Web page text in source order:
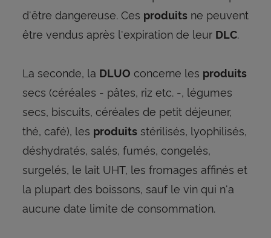
d'être dangereuse. Ces produitsne peuvent
être vendus après l'expiration de leur DLC.
La seconde, la DLUO concerne les produits
secs (céréales - pâtes, riz etc. -, légumes
secs, biscuits, céréales de petit déjeuner,
thé, café), les produitsstérilisés, lyophilisés,
déshydratés, salés, fumés, congelés,
surgelés, le lait UHT, les fromages affinés et
la plupart des boissons, sauf le vin qui n'a
aucune date limite de consommation.